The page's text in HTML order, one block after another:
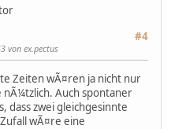
#4
von ex.pectus
Zeiten wÃ¤ren ja nicht nur
Auch spontaner
dass zwei gleichgesinnte
wÃ¤re eine